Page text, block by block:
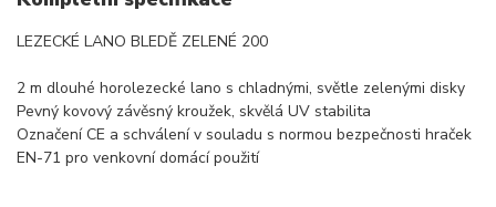
LEZECKÉ LANO BLEDĚ ZELENÉ 200
2 m dlouhé horolezecké lano s chladnými, světle zelenými disky
Pevný kovový závěsný kroužek, skvělá UV stabilita
Označení CE a schválení v souladu s normou bezpečnosti hraček
EN-71 pro venkovní domácí použití